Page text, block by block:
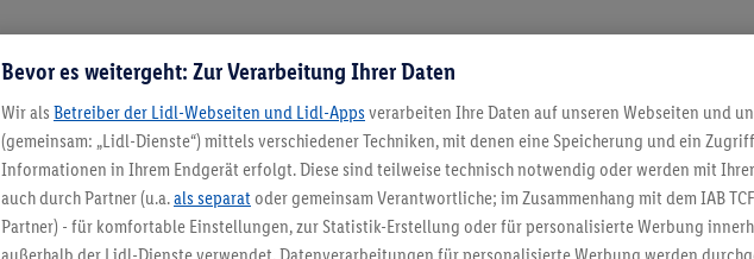
5.95 € Versand
Bevor es weitergeht: Zur Verarbeitung Ihrer Daten
Wir als Betreiber der Lidl-Webseiten und Lidl-Apps verarbeiten Ihre Daten auf unseren Webseiten und
(gemeinsam: „Lidl-Dienste“) mittels verschiedener Techniken, mit denen eine Speicherung und ein
Informationen in Ihrem Endgerät erfolgt. Diese sind teilweise technisch notwendig oder werden mit
auch durch Partner (u.a.als separat oder gemeinsam Verantwortliche; im Zusammenhang mit dem IAB
Partner) - für komfortable Einstellungen, zur Statistik-Erstellung oder für personalisierte Werbung
außerhalb der Lidl-Dienste verwendet. Datenverarbeitungen für personalisierte Werbung werden